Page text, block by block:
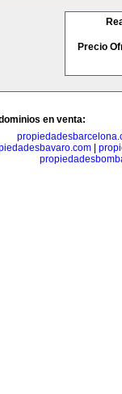
Precio
en venta: